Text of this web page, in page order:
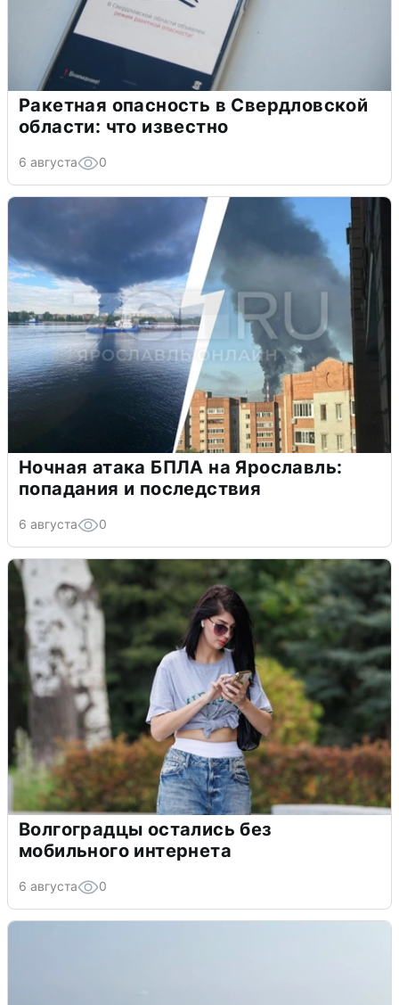
Ракетная опасность в Свердловской
области: что известно
6 августа 0
Ночная атака БПЛА на Ярославль:
попадания и последствия
6 августа 0
Волгоградцы остались без
мобильного интернета
6 августа 0